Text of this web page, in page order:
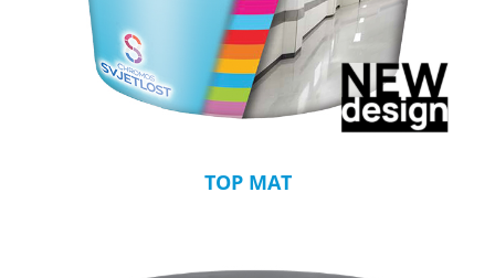
TOP MAT